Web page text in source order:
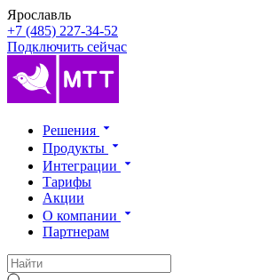
Ярославль
+7 (485) 227-34-52
Подключить сейчас
Решения
Продукты
Интеграции
Тарифы
Акции
О компании
Партнерам